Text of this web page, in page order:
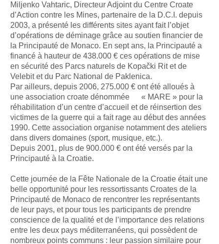
Miljenko Vahtaric, Directeur Adjoint du Centre Croate
d’Action contre les Mines, partenaire de la D.C.I. depuis
2003, a présenté les différents sites ayant fait l’objet
d’opérations de déminage grâce au soutien financier de
la Principauté de Monaco. En sept ans, la Principauté a
financé à hauteur de 438.000 € ces opérations de mise
en sécurité des Parcs naturels de Kopački Rit et de
Velebit et du Parc National de Paklenica.
Par ailleurs, depuis 2006, 275.000 € ont été alloués à
une association croate dénommée « MARE » pour la
réhabilitation d’un centre d’accueil et de réinsertion des
victimes de la guerre qui a fait rage au début des années
1990. Cette association organise notamment des ateliers
dans divers domaines (sport, musique, etc.).
Depuis 2001, plus de 900.000 € ont été versés par la
Principauté à la Croatie.
Cette journée de la Fête Nationale de la Croatie était une
belle opportunité pour les ressortissants Croates de la
Principauté de Monaco de rencontrer les représentants
de leur pays, et pour tous les participants de prendre
conscience de la qualité et de l’importance des relations
entre les deux pays méditerranéens, qui possèdent de
nombreux points communs : leur passion similaire pour